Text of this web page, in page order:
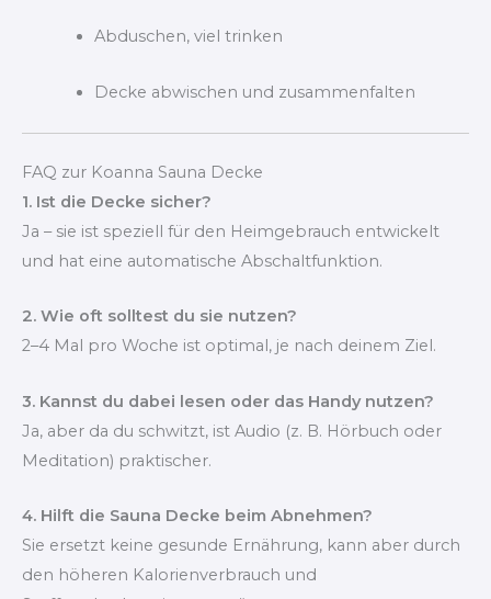
Abduschen, viel trinken
Decke abwischen und zusammenfalten
FAQ zur Koanna Sauna Decke
1. Ist die Decke sicher?
Ja – sie ist speziell für den Heimgebrauch entwickelt
und hat eine automatische Abschaltfunktion.
2. Wie oft solltest du sie nutzen?
2–4 Mal pro Woche ist optimal, je nach deinem Ziel.
3. Kannst du dabei lesen oder das Handy nutzen?
Ja, aber da du schwitzt, ist Audio (z. B. Hörbuch oder
Meditation) praktischer.
4. Hilft die Sauna Decke beim Abnehmen?
Sie ersetzt keine gesunde Ernährung, kann aber durch
den höheren Kalorienverbrauch und